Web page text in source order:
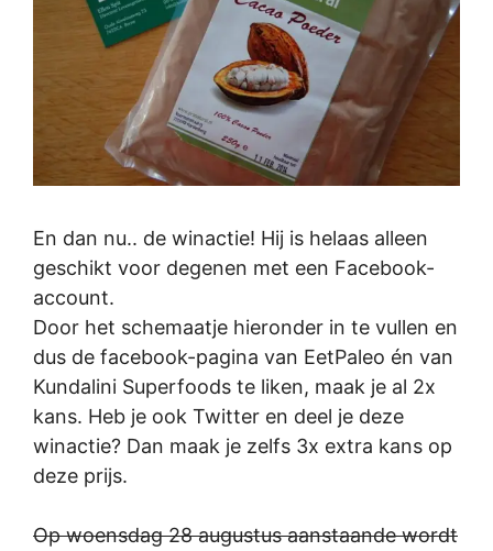
En dan nu.. de winactie! Hij is helaas alleen
geschikt voor degenen met een Facebook-
account.
Door het schemaatje hieronder in te vullen en
dus de facebook-pagina van EetPaleo én van
Kundalini Superfoods te liken, maak je al 2x
kans. Heb je ook Twitter en deel je deze
winactie? Dan maak je zelfs 3x extra kans op
deze prijs.
Op woensdag 28 augustus aanstaande wordt